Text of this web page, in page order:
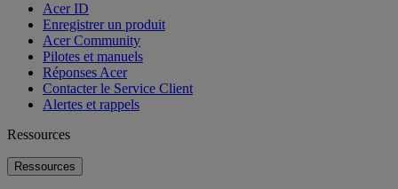
Acer ID
Enregistrer un produit
Acer Community
Pilotes et manuels
Réponses Acer
Contacter le Service Client
Alertes et rappels
Ressources
Ressources